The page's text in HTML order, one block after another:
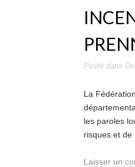
Posté dans
La
les paroles
risques et de
Laisser un